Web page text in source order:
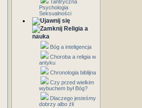
Tantryczna
Psychologia
Seksualności
Religia a
nauka
Bóg a inteligencja
Choroba a religia w
antyku
Chronologia biblijna
Czy przed wielkim
wybuchem był Bóg?
Dlaczego jesteśmy
dobrzy albo źli